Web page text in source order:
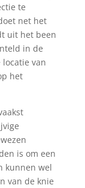
te
net het
uit het been
in de
van
het
is om een
kunnen wel
van de knie